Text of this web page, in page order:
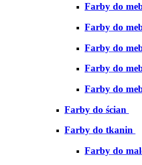
Farby do
Farby do
Farby do
Farby do
Farby do
Farby do ścian
Farby do tkanin
Farby do